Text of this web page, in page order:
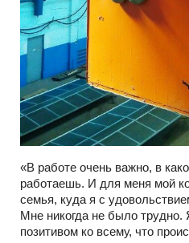
«В работе очень важно, в
работаешь. И для меня мой
семья, куда я с
Мне никогда не было трудно.
позитивом ко всему, что